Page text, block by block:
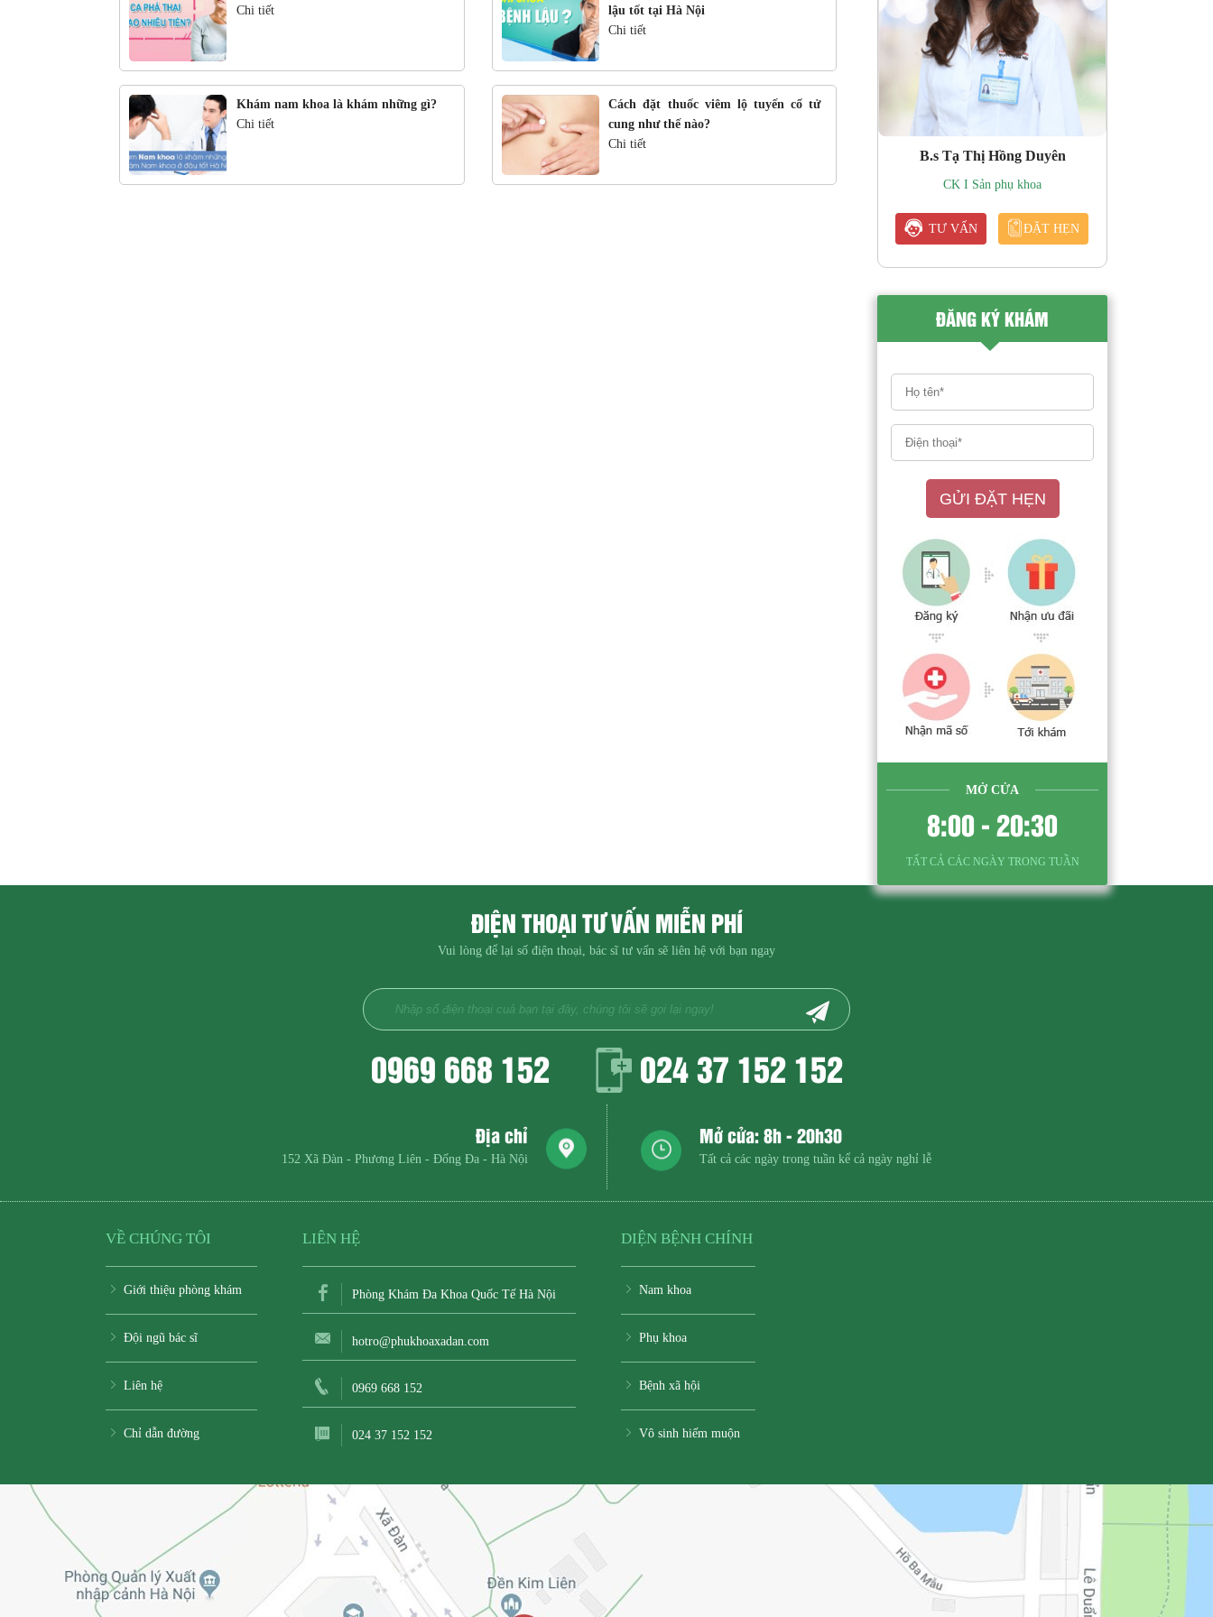
Chi tiết
lậu tốt tại Hà Nội
Chi tiết
Khám nam khoa là khám những gì?
Chi tiết
Cách đặt thuốc viêm lộ tuyến cổ tử
cung như thế nào?
Chi tiết
B.s Tạ Thị Hồng Duyên
CK I Sản phụ khoa
TƯ VẤN ĐẶT HẸN
ĐĂNG KÝ KHÁM
GỬI ĐẶT HẸN
MỞ CỬA
8:00 - 20:30
TẤT CẢ CÁC NGÀY TRONG TUẦN
ĐIỆN THOẠI TƯ VẤN MIỄN PHÍ
Vui lòng để lại số điện thoại, bác sĩ tư vấn sẽ liên hệ với bạn ngay
0969 668 152 024 37 152 152
Địa chỉ
152 Xã Đàn - Phương Liên - Đống Đa - Hà Nội
Mở cửa: 8h - 20h30
Tất cả các ngày trong tuần kể cả ngày nghỉ lễ
VỀ CHÚNG TÔI
Giới thiệu phòng khám
Đội ngũ bác sĩ
Liên hệ
Chỉ dẫn đường
LIÊN HỆ
Phòng Khám Đa Khoa Quốc Tế Hà Nội
hotro@phukhoaxadan.com
0969 668 152
024 37 152 152
DIỆN BỆNH CHÍNH
Nam khoa
Phụ khoa
Bệnh xã hội
Vô sinh hiếm muộn